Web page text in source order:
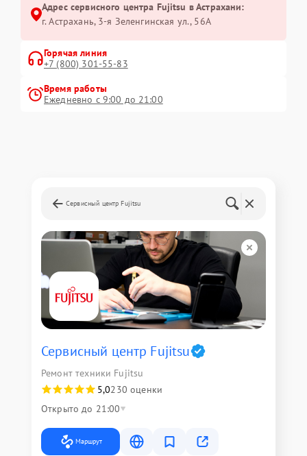
Адрес сервисного центра Fujitsu в Астрахани:
г. Астрахань, 3-я Зеленгинская ул., 56А
Горячая линия
+7 (800) 301-55-83
Время работы
Ежедневно с 9:00 до 21:00
Сервисный центр Fujitsu
Сервисный центр Fujitsu
Ремонт техники Fujitsu
5,0230 оценки
Открыто до 21:00
Маршрут